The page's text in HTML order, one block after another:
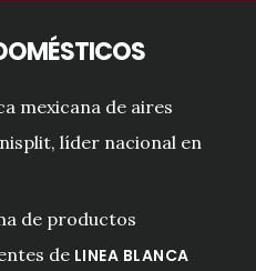
mexicana de aires
líder nacional en
de productos
de LINEA BLANCA